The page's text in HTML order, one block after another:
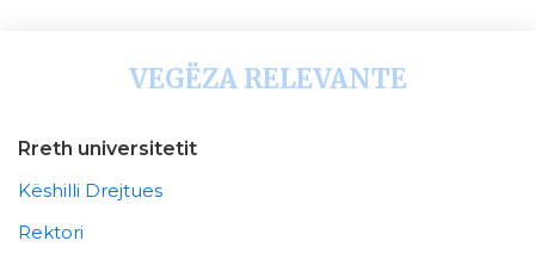
VEGËZA RELEVANTE
Rreth universitetit
Këshilli Drejtues
Rektori